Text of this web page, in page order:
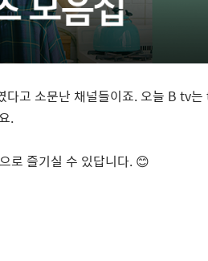
다고 소문난 채널들이죠.오늘 B tv는
.
로 즐기실 수 있답니다. 😊